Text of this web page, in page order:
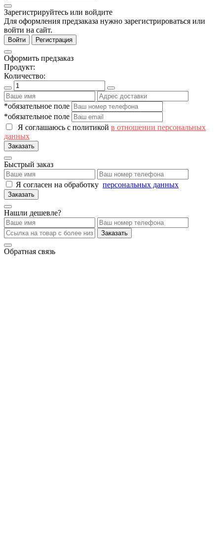
Зарегистрируйтесь или войдите
Для оформления предзаказа нужно зарегистрироваться или
войти на сайт.
Войти Регистрация
Оформить предзаказ
Продукт:
Количество:
*обязательное поле
*обязательное поле
Я соглашаюсь с политикой в отношении персональных
данных
Заказать
Быстрый заказ
Я согласен на обработку персональных данных
Заказать
Нашли дешевле?
Заказать
Обратная связь